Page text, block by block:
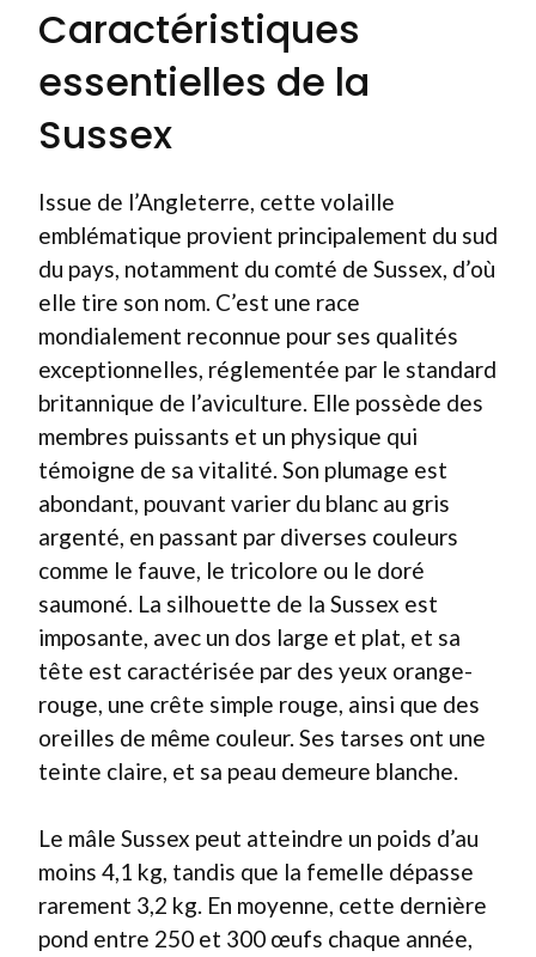
Caractéristiques
essentielles de la
Sussex
Issue de l’Angleterre, cette volaille
emblématique provient principalement du sud
du pays, notamment du comté de Sussex, d’où
elle tire son nom. C’est une race
mondialement reconnue pour ses qualités
exceptionnelles, réglementée par le standard
britannique de l’aviculture. Elle possède des
membres puissants et un physique qui
témoigne de sa vitalité. Son plumage est
abondant, pouvant varier du blanc au gris
argenté, en passant par diverses couleurs
comme le fauve, le tricolore ou le doré
saumoné. La silhouette de la Sussex est
imposante, avec un dos large et plat, et sa
tête est caractérisée par des yeux orange-
rouge, une crête simple rouge, ainsi que des
oreilles de même couleur. Ses tarses ont une
teinte claire, et sa peau demeure blanche.
Le mâle Sussex peut atteindre un poids d’au
moins 4,1 kg, tandis que la femelle dépasse
rarement 3,2 kg. En moyenne, cette dernière
pond entre 250 et 300 œufs chaque année,